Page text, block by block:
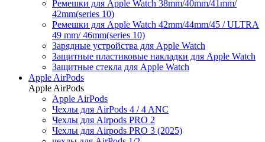
Ремешки для Apple Watch 38mm/40mm/41mm/
42mm(series 10)
Ремешки для Apple Watch 42mm/44mm/45 / ULTRA
49 mm/ 46mm(series 10)
Зарядные устройства для Apple Watch
Защитные пластиковые накладки для Apple Watch
Защитные стекла для Apple Watch
Apple AirPods
Apple AirPods
Apple AirPods
Чехлы для AirPods 4 / 4 ANC
Чехлы для Airpods PRO 2
Чехлы для Airpods PRO 3 (2025)